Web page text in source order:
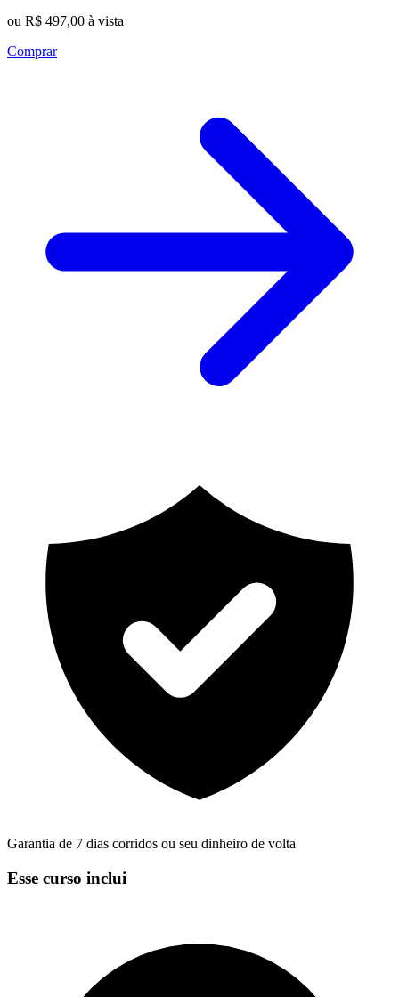
ou R$ 497,00 à vista
Comprar
Garantia de 7 dias corridos ou seu dinheiro de volta
Esse curso inclui